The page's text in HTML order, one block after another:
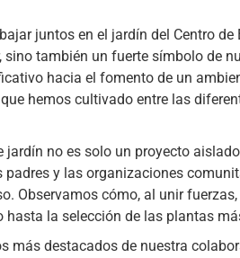
juntos en el jardín del Centro
también un fuerte símbolo de
hacia el fomento de un
hemos cultivado entre las
jardín no es solo un proyecto
padres y las organizaciones
Observamos cómo, al unir
hasta la selección de las plantas
más destacados de nuestra